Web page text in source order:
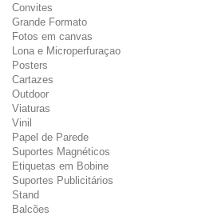
Convites
Grande Formato
Fotos em canvas
Lona e Microperfuraçao
Posters
Cartazes
Outdoor
Viaturas
Vinil
Papel de Parede
Suportes Magnéticos
Etiquetas em Bobine
Suportes Publicitários
Stand
Balcões